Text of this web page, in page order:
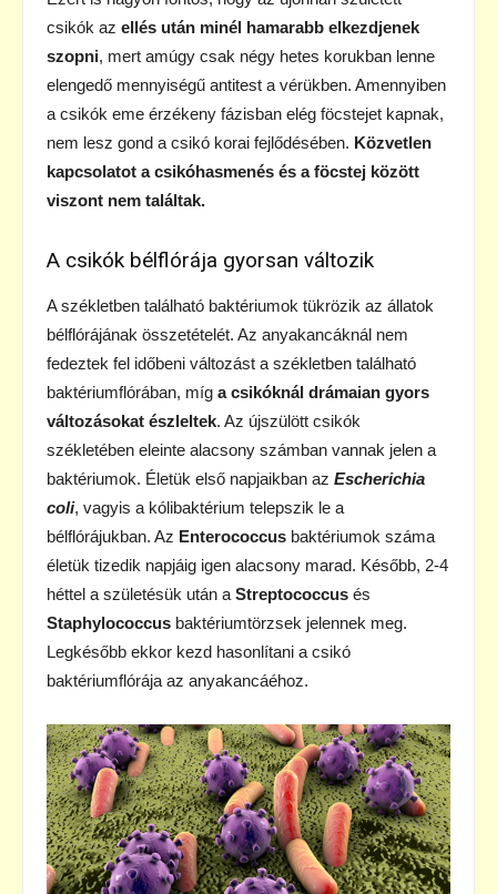
csikók az ellés után minél hamarabb elkezdjenek
szopni, mert amúgy csak négy hetes korukban lenne
elengedő mennyiségű antitest a vérükben. Amennyiben
a csikók eme érzékeny fázisban elég föcstejet kapnak,
nem lesz gond a csikó korai fejlődésében. Közvetlen
kapcsolatot a csikóhasmenés és a föcstej között
viszont nem találtak.
A csikók bélflórája gyorsan változik
A székletben található baktériumok tükrözik az állatok
bélflórájának összetételét. Az anyakancáknál nem
fedeztek fel időbeni változást a székletben található
baktériumflórában, míg a csikóknál drámaian gyors
változásokat észleltek. Az újszülött csikók
székletében eleinte alacsony számban vannak jelen a
baktériumok. Életük első napjaikban az Escherichia
coli, vagyis a kólibaktérium telepszik le a
bélflórájukban. Az Enterococcus baktériumok száma
életük tizedik napjáig igen alacsony marad. Később, 2-4
héttel a születésük után a Streptococcus és
Staphylococcus baktériumtörzsek jelennek meg.
Legkésőbb ekkor kezd hasonlítani a csikó
baktériumflórája az anyakancáéhoz.